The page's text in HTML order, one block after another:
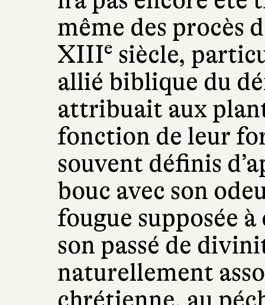
même des procès
XIIIe siècle,
allié biblique du
attribuait aux
fonction de leur
souvent définis
bouc avec son
fougue supposée
son passé de
naturellement